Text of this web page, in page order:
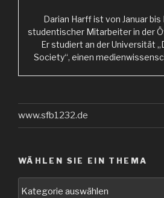
Darian Harff ist von Januar
studentischer Mitarbeiter in der
Er studiert an der Universität
Society“, einen
www.sfb1232.de
WÄHLEN SIE EIN THEMA